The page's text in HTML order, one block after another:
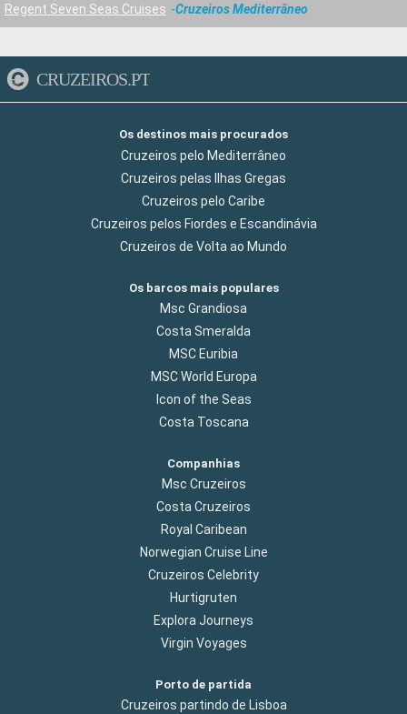
Regent Seven Seas Cruises
Cruzeiros Mediterrâneo
CRUZEIROS.PT
Os destinos mais procurados
Cruzeiros pelo Mediterrâneo
Cruzeiros pelas Ilhas Gregas
Cruzeiros pelo Caribe
Cruzeiros pelos Fiordes e Escandinávia
Cruzeiros de Volta ao Mundo
Os barcos mais populares
Msc Grandiosa
Costa Smeralda
MSC Euribia
MSC World Europa
Icon of the Seas
Costa Toscana
Companhias
Msc Cruzeiros
Costa Cruzeiros
Royal Caribean
Norwegian Cruise Line
Cruzeiros Celebrity
Hurtigruten
Explora Journeys
Virgin Voyages
Porto de partida
Cruzeiros partindo de Lisboa